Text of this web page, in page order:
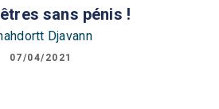
sans pénis !
Djavann
07/04/2021